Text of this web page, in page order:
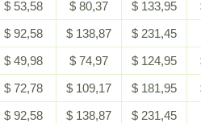
$ 53,58 $ 80,37 $ 133,95
$ 92,58 $ 138,87
$ 231,45
$ 49,98 $ 74,97 $ 124,95
$ 72,78 $ 109,17 $ 181,95
$ 92,58 $ 138,87
$ 231,45